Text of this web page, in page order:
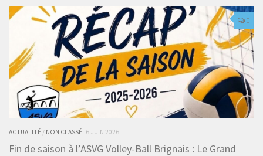
0
ACTUALITÉ / NON CLASSÉ 6 JUIN 2026
Fin de saison à l’ASVG Volley-Ball Brignais : Le Grand